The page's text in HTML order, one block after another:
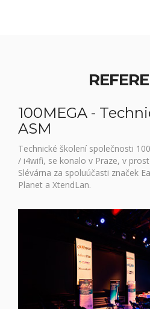
100MEGA -
ASM
Technické školení společnosti
/ i4wifi, se konalo v Praze, v
Slévárna za spoluúčasti značek
Planet a XtendLan.